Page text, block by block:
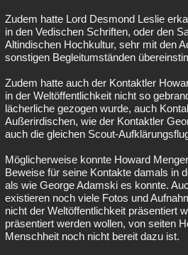
Zudem hatte Lord Desmond Leslie
in den Vedischen Schriften, oder den
Altindischen Hochkultur, sehr mit den
sonstigen Begleitumständen
Zudem hatte auch der Kontaktler
in der Weltöffentlichkeit nicht so
lächerliche gezogen wurde, auch
Außerirdischen, wie der Kontaktler
auch die gleichen Scout-
Möglicherweise konnte Howard
Beweise für seine Kontakte damals in
als wie George Adamski es konnte.
existieren noch viele Fotos und
nicht der Weltöffentlichkeit präsentiert
präsentiert werden wollen, von seiten
Menschheit noch nicht bereit dazu ist.